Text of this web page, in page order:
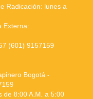
Radicación: lunes a
Externa:
(601) 9157159
Bogotá -
de 8:00 A.M. a 5:00